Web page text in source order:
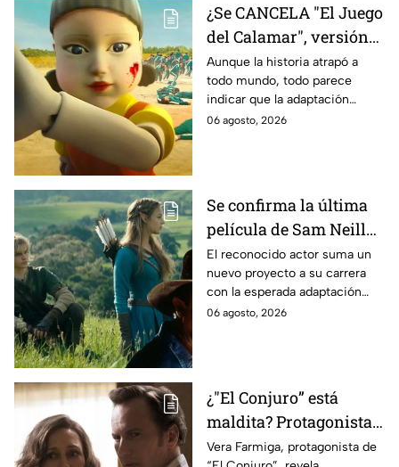
¿Se CANCELA "El Juego
del Calamar", versión
Estados Unidos? Esto
es lo que se sabe al
momento
Aunque la historia atrapó a
todo mundo, todo parece
indicar que la adaptación
podría ser cancelada:
06 agosto, 2026
Se confirma la última
película de Sam Neill
antes de morir: esto es
lo que se sabe hasta
ahora
El reconocido actor suma un
nuevo proyecto a su carrera
con la esperada adaptación
cinematográfica del popular
06 agosto, 2026
¿"El Conjuro” está
maldita? Protagonista
revela INQUIETANTES
Vera Farmiga, protagonista de